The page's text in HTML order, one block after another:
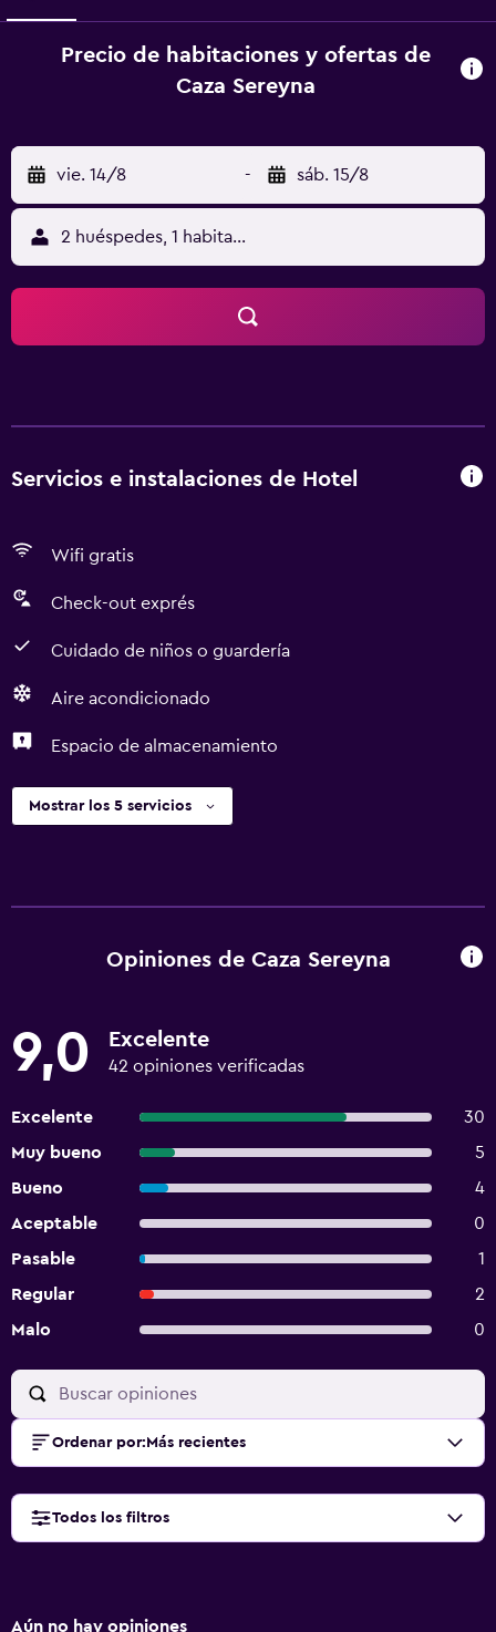
Precio de habitaciones y ofertas de
Caza Sereyna
vie. 14/8 - sáb. 15/8
2 huéspedes, 1 habitación
Servicios e instalaciones de Hotel
Wifi gratis
Check-out exprés
Cuidado de niños o guardería
Aire acondicionado
Espacio de almacenamiento
Mostrar los 5 servicios
Opiniones de Caza Sereyna
9,0 Excelente
42 opiniones verificadas
Excelente
30
Muy bueno
5
Bueno
4
Aceptable
0
Pasable
1
Regular
2
Malo
0
Ordenar por: Más recientes
Todos los filtros
Aún no hay opiniones